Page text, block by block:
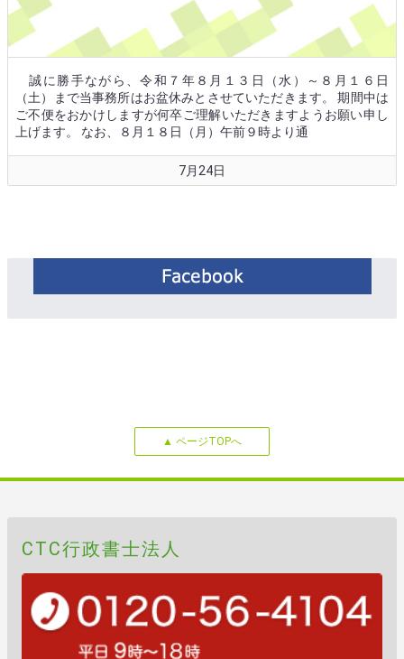
誠に勝手ながら、令和７年８月１３日（水）～８月１６日
（土）まで当事務所はお盆休みとさせていただきます。 期間中は
ご不便をおかけしますが何卒ご理解いただきますようお願い申し
上げます。 なお、８月１８日（月）午前９時より通
7月24日
▲ ページTOPへ
CTC行政書士法人